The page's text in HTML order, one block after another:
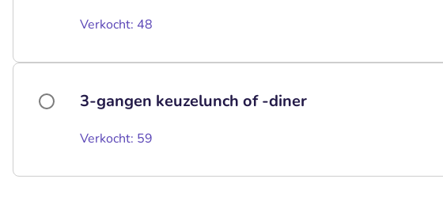
Verkocht: 48
3-gangen keuzelunch of -diner
Verkocht: 59